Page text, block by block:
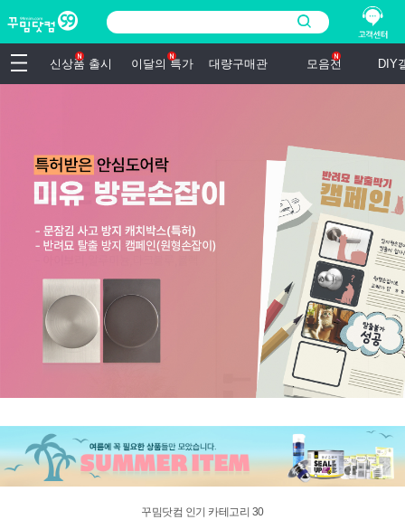
신상품 출시 이달의 특가 대량구매관 모음전 DIY
꾸밈닷컴 인기 카테고리 30